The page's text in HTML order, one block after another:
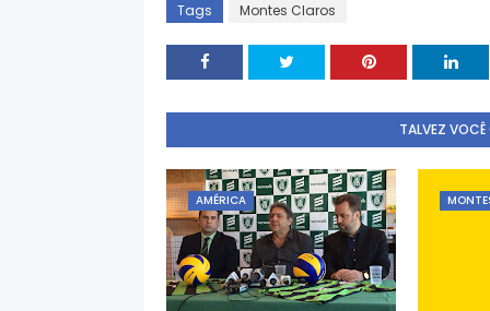
Tags Montes Claros
TALVEZ
AMÉRICA